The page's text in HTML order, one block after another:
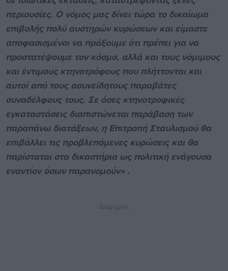
περιουσίες. Ο νόμος μας δίνει τώρα το δικαίωμα
επιβολής πολύ αυστηρών κυρώσεων και είμαστε
αποφασισμένοι να πράξουμε ότι πρέπει για να
προστατέψουμε τον κόσμο, αλλά και τους νόμιμους
και έντιμους κτηνοτρόφους που πλήττονται και
αυτοί από τους ασυνείδητους παραβάτες
συναδέλφους τους. Σε όσες κτηνοτροφικές
εγκαταστάσεις διαπιστώνεται παράβαση των
παραπάνω διατάξεων, η Επιτροπή Σταυλισμού θα
επιβάλλει τις προβλεπόμενες κυρώσεις και θα
παρίσταται στα δικαστήρια ως πολιτική ενάγουσα
εναντίον όσων παρανομούν» .
Διαφήμιση